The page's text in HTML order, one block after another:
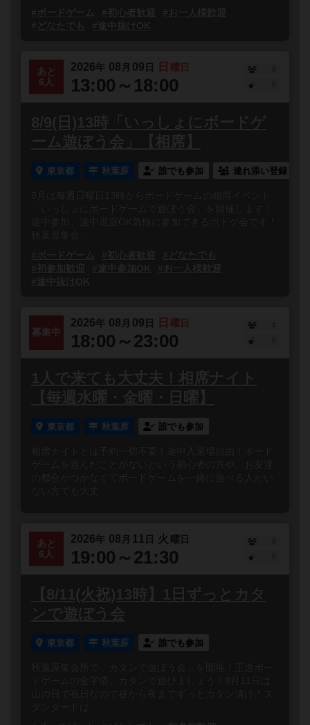
#ボードゲーム #初心者歓迎
#お一人様歓迎
#どなたでも
#途中抜けOK
あと
6人
2026年 08 月 09 日 日 曜日
13:00～18:00
2
8/9(日)13時「いっしょにボードゲ
ーム遊ぼう会」【相席】
東京都 秋葉原 誰でも参加 連れ添い登録
8月は毎週日曜日13時からボードゲームの相席イベント
「いっしょにボードゲームで遊ぼう会」を開催します！
途中参加、途中退室OK気軽に参加できるボドゲ会です！
秋葉原集会...
#ボードゲーム
#初心者歓迎
#どなたでも
#初参加歓迎
#途中参加OK
#お一人様歓迎
#途中抜けOK
募集中
2026年 08 月 09 日 日 曜日
18:00～23:00
1
1人で来ても大丈夫！相席ナイト
【毎週水曜・金曜・日曜】
東京都 秋葉原 誰でも参加
相席ナイトとは予約一切不要！途中入退場自由！ボード
ゲームを遊んだことがないという初心者の方や、お友達
の都合がつかなくてボードゲームを一緒に遊べる人がい
ない方でも大丈...
あと
6人
2026年 08 月 11 日 火 曜日
19:00～21:30
2
【8/11(火祝)13時】1日ずっとカタ
ンで遊ぼう会
東京都 秋葉原 誰でも参加
秋葉原集会所で「カタンで遊ぼう会」を開催！王道ボー
ドゲームの金字塔、カタンで遊びましょう！8月11日は
山の日で祝日なので昼から夜までずっとカタン漬け！ス